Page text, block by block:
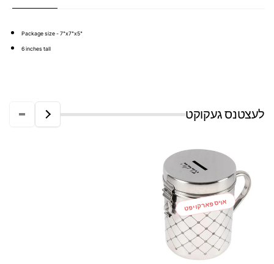
Package size - 7"x7"x5"
6 inches tall
לעצטנס געקוקט
אויספארקויפט